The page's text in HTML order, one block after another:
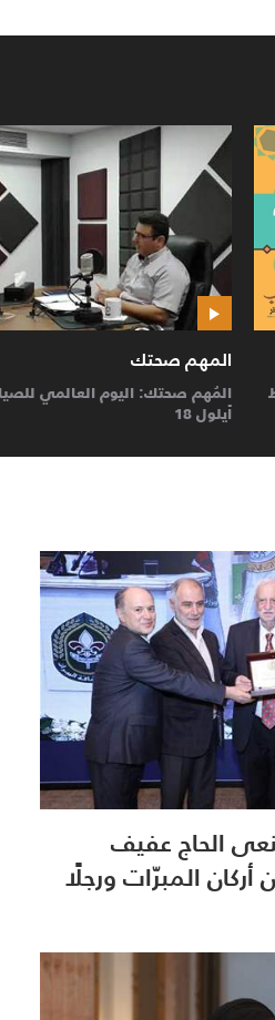
صوت حسيني
صوت حسيني: اللطمية.
25 أيلول 18
الحاج عفيف
أركان المبرّات ورجلًا